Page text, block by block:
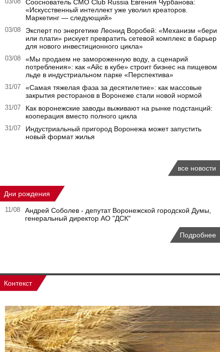
Сооснователь CMO Club Russia Евгения Чурбанова:
«Искусственный интеллект уже уволил креаторов.
Маркетинг — следующий»
03/08
Эксперт по энергетике Леонид Воробей: «Механизм «бери
или плати» рискует превратить сетевой комплекс в барьер
для нового инвестиционного цикла»
03/08
«Мы продаем не замороженную воду, а сценарий
потребления»: как «Айс в кубе» строит бизнес на пищевом
льде в индустриальном парке «Перспектива»
31/07
«Самая тяжелая фаза за десятилетие»: как массовые
закрытия ресторанов в Воронеже стали новой нормой
31/07
Как воронежские заводы выживают на рынке подстанций:
кооперация вместо полного цикла
31/07
Индустриальный пригород Воронежа может запустить
новый формат жилья
все новости
Дни рождения
11/08
Андрей Соболев - депутат Воронежской городской Думы,
генеральный директор АО "ДСК"
Подробнее
Контекст